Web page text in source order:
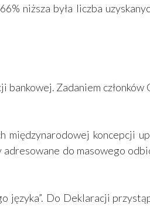
niższa była liczba
Zadaniem
koncepcji
do masowego
Do Deklaracji